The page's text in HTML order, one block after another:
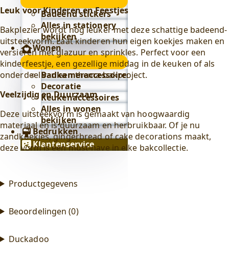
submenu
Badeend stickers
Alles in stationery
bekijken
Wonen
Wonen
submenu
Badkameraccessoires
Decoratie
Keukenaccessoires
Alles in wonen
bekijken
Bedrukken
Klantenservice
Leuk voor Kinderen en Feestjes
Bakplezier wordt nog leuker met deze schattige badeend-
uitsteekvorm. Laat kinderen hun eigen koekjes maken en
versieren met glazuur en sprinkles. Perfect voor een
kinderfeestje, een gezellige middag in de keuken of als
onderdeel van een thema-bakproject.
Veelzijdig en Duurzaam
Deze uitsteekvorm is gemaakt van hoogwaardig
materiaal en is duurzaam en herbruikbaar. Of je nu
zandkoekjes, gingerbread of cake decorations maakt,
deze vorm is een must-have in elke bakcollectie.
Productgegevens
Beoordelingen (0)
Duckadoo